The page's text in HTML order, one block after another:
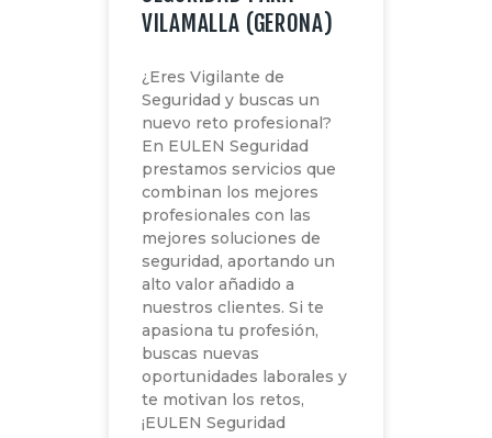
VILAMALLA (GERONA)
¿Eres Vigilante de
Seguridad y buscas un
nuevo reto profesional?
En EULEN Seguridad
prestamos servicios que
combinan los mejores
profesionales con las
mejores soluciones de
seguridad, aportando un
alto valor añadido a
nuestros clientes. Si te
apasiona tu profesión,
buscas nuevas
oportunidades laborales y
te motivan los retos,
¡EULEN Seguridad